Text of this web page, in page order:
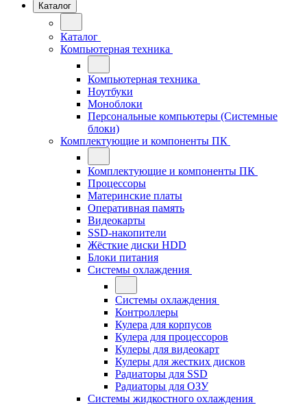
Каталог
Каталог
Компьютерная техника
Компьютерная техника
Ноутбуки
Моноблоки
Персональные компьютеры (Системные
блоки)
Комплектующие и компоненты ПК
Комплектующие и компоненты ПК
Процессоры
Материнские платы
Оперативная память
Видеокарты
SSD-накопители
Жёсткие диски HDD
Блоки питания
Системы охлаждения
Системы охлаждения
Контроллеры
Кулера для корпусов
Кулера для процессоров
Кулеры для видеокарт
Кулеры для жестких дисков
Радиаторы для SSD
Радиаторы для ОЗУ
Системы жидкостного охлаждения